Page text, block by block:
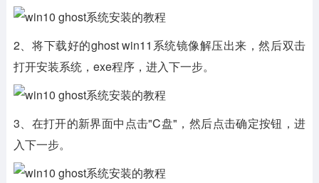
2、将下载好的ghost win11系统镜像解压出来，然后双击
打开安装系统，exe程序，进入下一步。
3、在打开的新界面中点击"C盘"，然后点击确定按钮，进
入下一步。